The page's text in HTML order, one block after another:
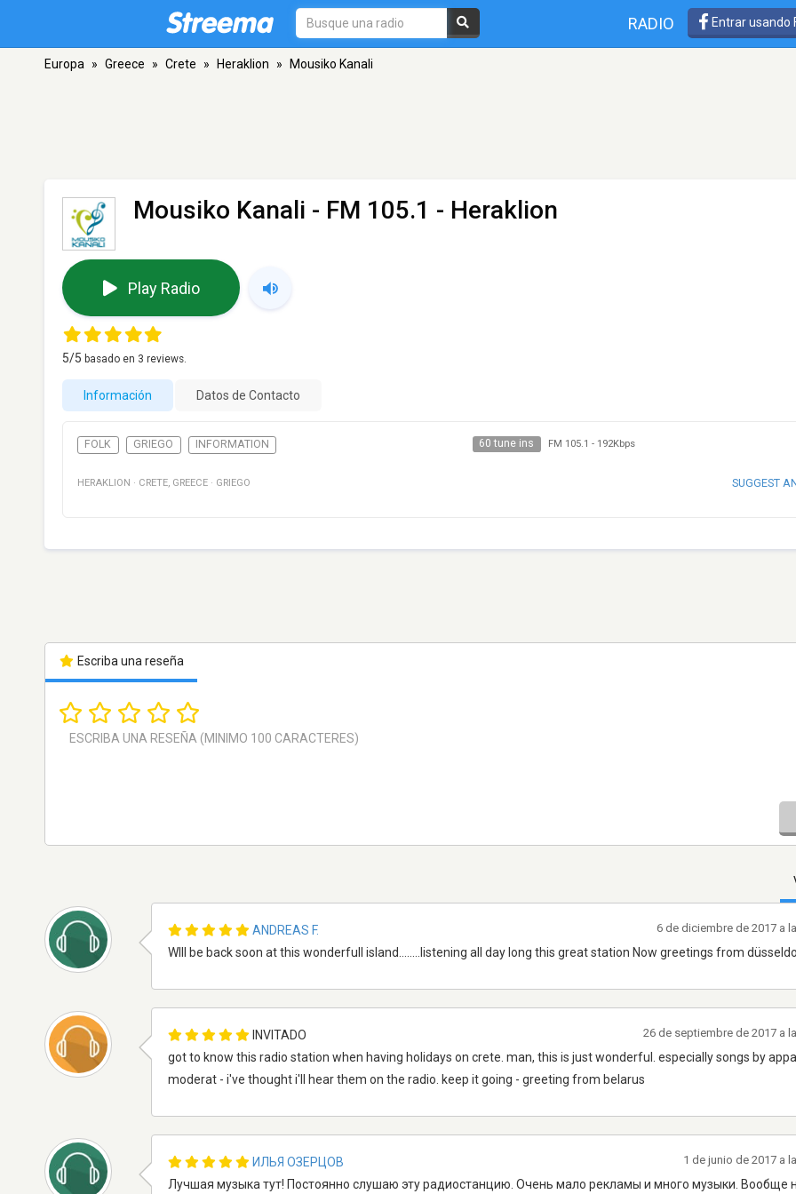
RADIO Entrar usando
Europa » Greece » Crete » Heraklion » Mousiko Kanali
Mousiko Kanali - FM 105.1 - Heraklion
Play Radio
5/5 basado en 3 reviews.
Información Datos de Contacto
FOLK GRIEGO INFORMATION 60 tune ins FM 105.1 - 192Kbps
HERAKLION · CRETE, GREECE · GRIEGO SUGGEST
Escriba una reseña
ANDREAS F.
WIll be back soon at this wonderfull island........listening all day long this great station Now greetings from
6 de diciembre de 2017 a
INVITADO
got to know this radio station when having holidays on crete. man, this is just wonderful. especially songs by
moderat - i've thought i'll hear them on the radio. keep it going - greeting from belarus
26 de septiembre de 2017 a
ИЛЬЯ ОЗЕРЦОВ
Лучшая музыка тут! Постоянно слушаю эту радиостанцию. Очень мало рекламы и много музыки. Вообще
1 de junio de 2017 a